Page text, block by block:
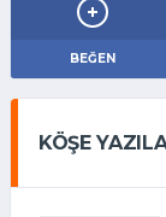
BEĞEN
KÖŞE